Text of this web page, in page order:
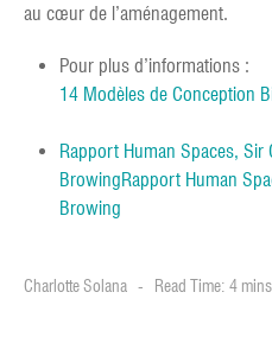
au cœur de l’aménagement.
Pour plus d’informations :
14 Modèles de Conception
Rapport Human Spaces, Sir
BrowingRapport Human
Browing
Charlotte Solana Read Time: 4 mins